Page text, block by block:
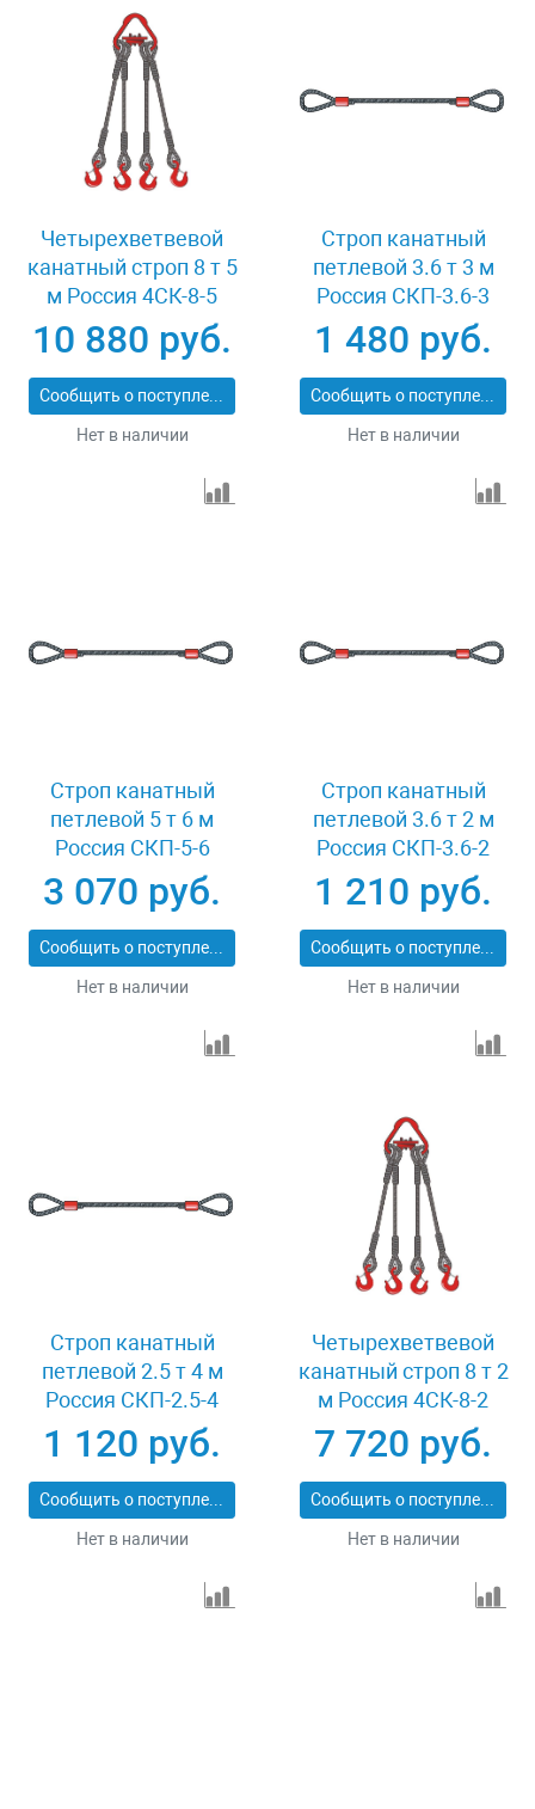
Четырехветвевой
канатный строп 8 т 5
м Россия 4СК-8-5
10 880 руб.
Сообщить о поступлении
Нет в наличии
Строп канатный
петлевой 3.6 т 3 м
Россия СКП-3.6-3
1 480 руб.
Сообщить о поступлении
Нет в наличии
Строп канатный
петлевой 5 т 6 м
Россия СКП-5-6
3 070 руб.
Сообщить о поступлении
Нет в наличии
Строп канатный
петлевой 3.6 т 2 м
Россия СКП-3.6-2
1 210 руб.
Сообщить о поступлении
Нет в наличии
Строп канатный
петлевой 2.5 т 4 м
Россия СКП-2.5-4
1 120 руб.
Сообщить о поступлении
Нет в наличии
Четырехветвевой
канатный строп 8 т 2
м Россия 4СК-8-2
7 720 руб.
Сообщить о поступлении
Нет в наличии